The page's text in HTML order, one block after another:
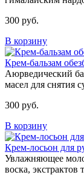
300 руб.
В корзину
Крем-бальзам
Аюрведический
масел для снятия
300 руб.
В корзину
Крем-лосьон для
Увлажняющее
воска, экстрактов